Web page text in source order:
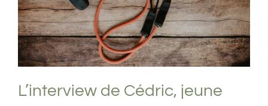
Nutritik
Exercice physique
L’interview de Cédric, jeune